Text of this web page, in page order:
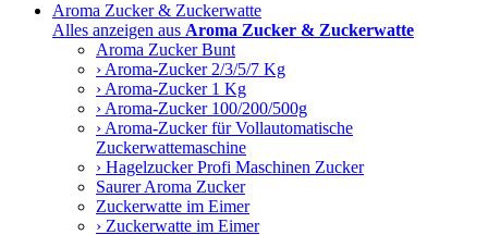
Aroma Zucker & Zuckerwatte
Alles anzeigen aus Aroma Zucker & Zuckerwatte
Aroma Zucker Bunt
› Aroma-Zucker 2/3/5/7 Kg
› Aroma-Zucker 1 Kg
› Aroma-Zucker 100/200/500g
› Aroma-Zucker für Vollautomatische
Zuckerwattemaschine
› Hagelzucker Profi Maschinen Zucker
Saurer Aroma Zucker
Zuckerwatte im Eimer
› Zuckerwatte im Eimer